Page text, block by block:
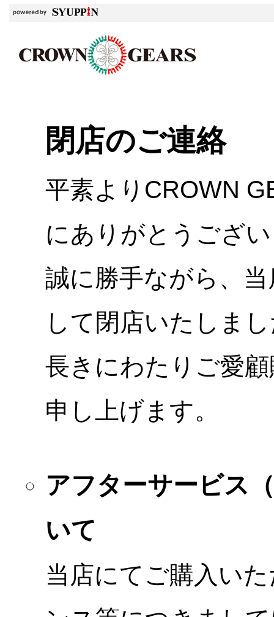
閉店のご連絡
平素よりCROWN
にありがとうござ
誠に勝手ながら、
して閉店いたしま
長きにわたりご愛
申し上げます。
アフターサービス
いて
当店にてご購入い